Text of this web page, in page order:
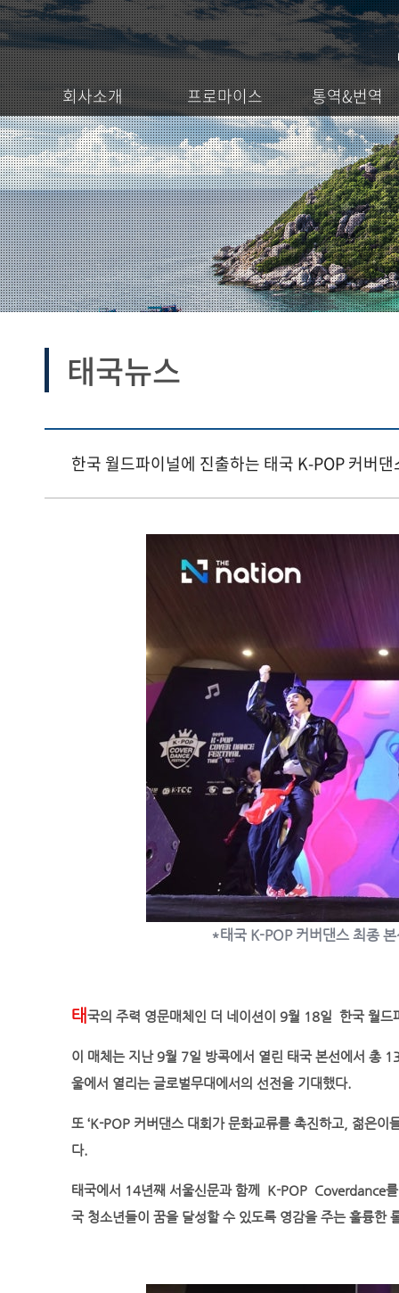
회사소개 프로마이스 통역&번역
태국뉴스
한국 월드파이널에 진출하는 태국 K-POP 커버
*태국 K-POP 커버댄스 최종
태국의 주력 영문매체인 더 네이션이 9월 18일 한국 월
이 매체는 지난 9월 7일 방콕에서 열린 태국 본선에서 총
울에서 열리는 글로벌무대에서의 선전을 기대했다.
또 ‘K-POP 커버댄스 대회가 문화교류를 촉진하고, 젊은이
다.
태국에서 14년째 서울신문과 함께 K-POP Coverdance
국 청소년들이 꿈을 달성할 수 있도록 영감을 주는 훌륭한